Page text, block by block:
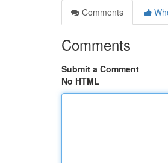
Comments
Comments
Submit a Comment
No HTML